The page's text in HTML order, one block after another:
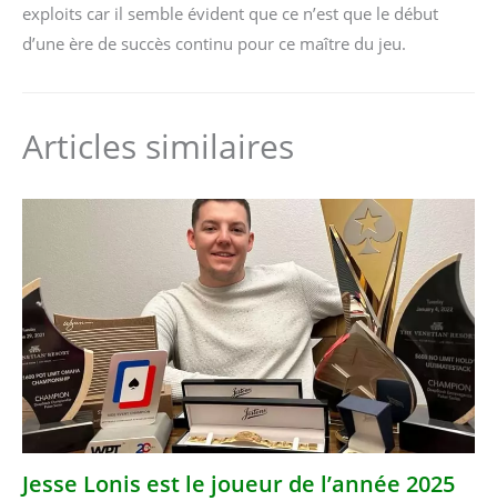
exploits car il semble évident que ce n’est que le début
d’une ère de succès continu pour ce maître du jeu.
Articles similaires
Jesse Lonis est le joueur de l’année 2025